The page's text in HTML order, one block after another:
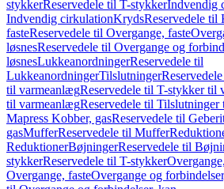
stykkerReservedele til T-stykkerIndvendig
Indvendig cirkulationKrydsReservedele til
fasteReservedele til Overgange, faste
løsnesReservedele til Overgange og
løsnesLukkeanordningerReservedele til
LukkeanordningerTilslutninger
til varmeanlægReservedele til T-stykker til
til varmeanlægReservedele til
Mapress Kobber, gasReservedele til
gasMufferReservedele til Muffer
ReduktionerBøjningerReservedele til
stykkerReservedele til T-stykker
Overgange, fasteOvergange og